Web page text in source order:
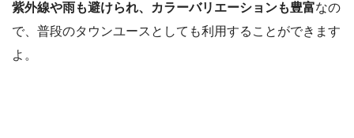
紫外線や雨も避けられ、カラーバリエーションも豊富なの
で、普段のタウンユースとしても利用することができます
よ。